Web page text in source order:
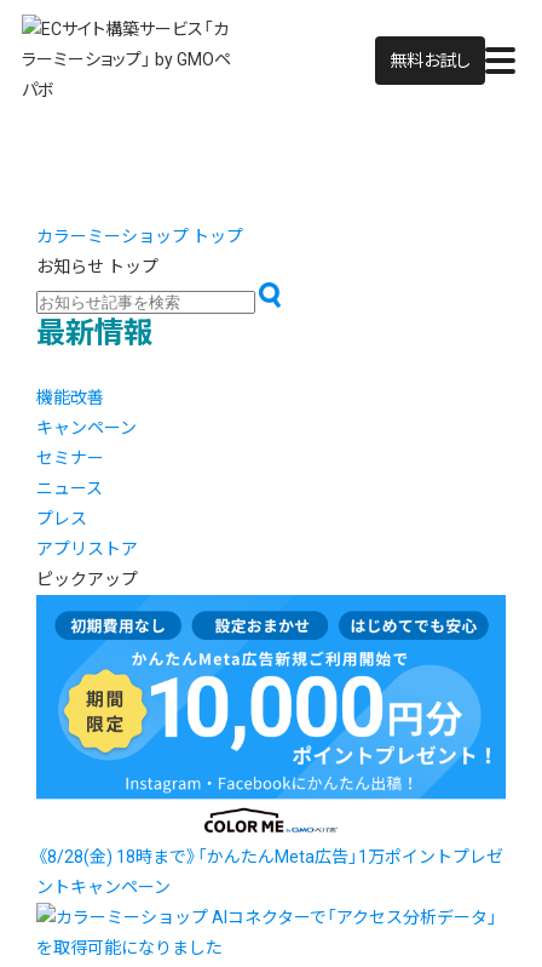
無料お試し
カラーミーショップ トップ
お知らせ トップ
最新情報
機能改善
キャンペーン
セミナー
ニュース
プレス
アプリストア
ピックアップ
《8/28(金) 18時まで》「かんたんMeta広告」1万ポイントプレゼ
ントキャンペーン